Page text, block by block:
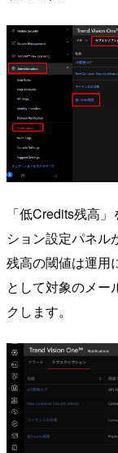
「低Credits残高
ション設定パネル
残高の閾値は運用
として対象のメー
クします。